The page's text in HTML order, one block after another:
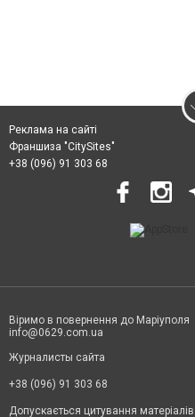
Реклама на сайті
Франшиза "CitySites"
+38 (096) 91 303 68
Віримо в повернення до Маріуполя
info@0629.com.ua
Журналисты сайта
+38 (096) 91 303 68
Допускається цитування